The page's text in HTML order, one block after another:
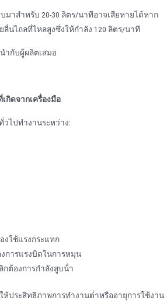
มาสําหรับ 20-30 ลิตร/นาทีอาจเสียหายได้หาก
นไถลที่ไหลสูงซึ่งให้กําลัง 120 ลิตร/นาที
ากับผู้ผลิตเสมอ
กิดจากเครื่องมือ
ไปทํางานระหว่าง:
งใช้แรงกระแทก
การแรงบิดในการหมุน
กต้องการกําลังสูบน้ํา
ห้ประสิทธิภาพการทํางานต่ําหรืออายุการใช้งาน